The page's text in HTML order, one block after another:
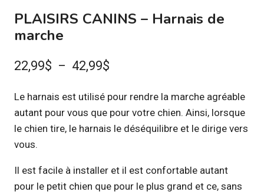
PLAISIRS CANINS – Harnais de
marche
22,99$ – 42,99$
22,99$
42,99$
Le harnais est utilisé pour rendre la marche agréable
autant pour vous que pour votre chien. Ainsi, lorsque
le chien tire, le harnais le déséquilibre et le dirige vers
vous.
Il est facile à installer et il est confortable autant
pour le petit chien que pour le plus grand et ce, sans